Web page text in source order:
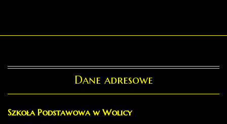
Dane adresowe
Szkoła Podstawowa w Wolicy